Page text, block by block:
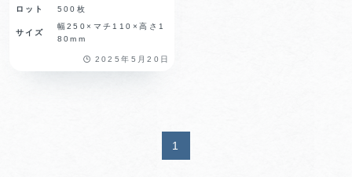
ロット
500枚
サイズ
幅250×マチ110×高さ1
80mm
2025年5月20日
1